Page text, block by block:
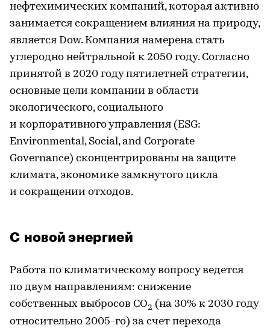
нефтехимических компаний, которая активно
занимается сокращением влияния на природу,
является Dow. Компания намерена стать
углеродно нейтральной к 2050 году. Согласно
принятой в 2020 году пятилетней стратегии,
основные цели компании в области
экологического, социального
и корпоративного управления (ESG:
Environmental, Social, and Corporate
Governance) сконцентрированы на защите
климата, экономике замкнутого цикла
и сокращении отходов.
С новой энергией
Работа по климатическому вопросу ведется
по двум направлениям: снижение
собственных выбросов CO2 (на 30% к 2030 году
относительно 2005-го) за счет перехода